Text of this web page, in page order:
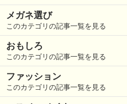
メガネ選び
このカテゴリの記事一覧を見る
おもしろ
このカテゴリの記事一覧を見る
ファッション
このカテゴリの記事一覧を見る